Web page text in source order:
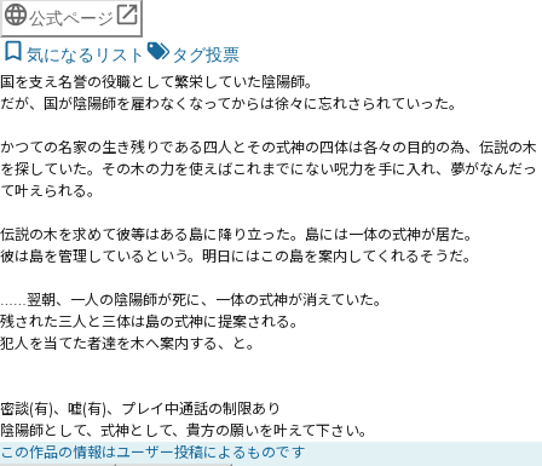
公式ページ
気になるリスト
タグ投票
国を支え名誉の役職として繁栄していた陰陽師。
だが、国が陰陽師を雇わなくなってからは徐々に忘れさられていった。
かつての名家の生き残りである四人とその式神の四体は各々の目的の為、伝説の木
を探していた。その木の力を使えばこれまでにない呪力を手に入れ、夢がなんだっ
て叶えられる。
伝説の木を求めて彼等はある島に降り立った。島には一体の式神が居た。
彼は島を管理しているという。明日にはこの島を案内してくれるそうだ。
……翌朝、一人の陰陽師が死に、一体の式神が消えていた。
残された三人と三体は島の式神に提案される。
犯人を当てた者達を木へ案内する、と。
密談(有)、嘘(有)、プレイ中通話の制限あり
陰陽師として、式神として、貴方の願いを叶えて下さい。
この作品の情報はユーザー投稿によるものです